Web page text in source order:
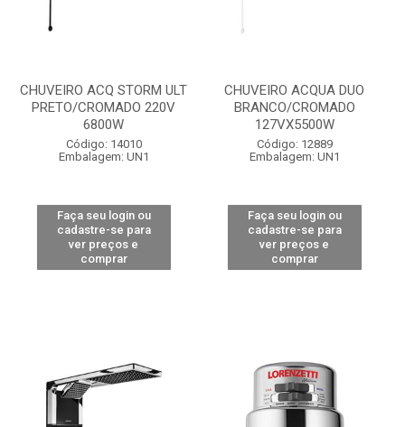
CHUVEIRO ACQ STORM ULT
PRETO/CROMADO 220V
6800W
Código: 14010
Embalagem: UN1
Faça seu login ou
cadastre-se para
ver preços e
comprar
CHUVEIRO ACQUA DUO
BRANCO/CROMADO
127VX5500W
Código: 12889
Embalagem: UN1
Faça seu login ou
cadastre-se para
ver preços e
comprar